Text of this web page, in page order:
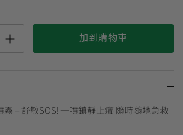
加到購物車
霧 – 舒敏SOS! 一噴鎮靜止癢 隨時隨地急救